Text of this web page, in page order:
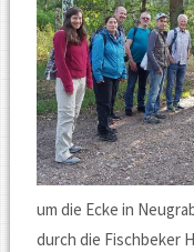
um die Ecke in
durch die Fischbeker